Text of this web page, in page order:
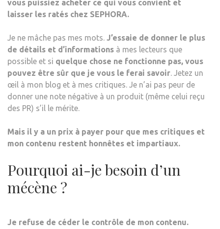
vous puissiez acheter ce qui vous convient et
laisser les ratés chez SEPHORA.
Je ne mâche pas mes mots. J’essaie de donner le plus
de détails et d’informations à mes lecteurs que
possible et si quelque chose ne fonctionne pas, vous
pouvez être sûr que je vous le ferai savoir. Jetez un
œil à mon blog et à mes critiques. Je n’ai pas peur de
donner une note négative à un produit (même celui reçu
des PR) s’il le mérite.
Mais il y a un prix à payer pour que mes critiques et
mon contenu restent honnêtes et impartiaux.
Pourquoi ai-je besoin d’un
mécène ?
Je refuse de céder le contrôle de mon contenu.